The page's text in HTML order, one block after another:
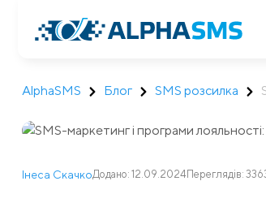
AlphaSMS Блог SMS розсилка
Інеса СкачкоДодано: 12.09.2024 Переглядів: